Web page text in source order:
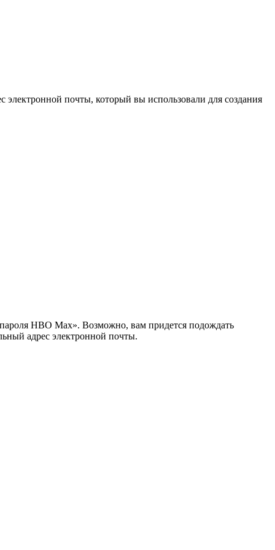
почты, который вы использовали для создания
HBO Max». Возможно, вам придется подождать
адрес электронной почты.